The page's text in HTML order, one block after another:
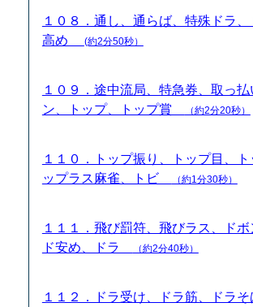
１０８．通し、通らば、特殊ドラ
高め
(約2分50秒）
１０９．途中流局、特急券、取っ
ン、トップ、トップ賞
（約2分20秒）
１１０．トップ振り、トップ目、ト
ップラス麻雀、トビ
（約1分30秒）
１１１．飛び罰符、飛びラス、ドボ
ド安め、ドラ
（約2分40秒）
１１２．ドラ受け、ドラ筋、ドラそ